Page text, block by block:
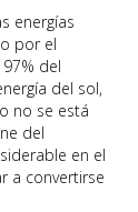
energías
por el
del
del sol,
no se está
del
en el
a convertirse